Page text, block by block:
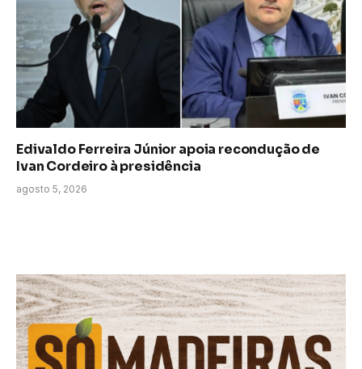
Edivaldo Ferreira Júnior apoia recondução de
Ivan Cordeiro à presidência
agosto 5, 2026